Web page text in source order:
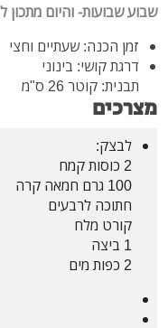
שבוע שבועות- והיום מתכון
זמן הכנה: שעתיים וחצי
דרגת קושי: בינוני
תבנית: קוטר 26 ס"מ
מצרכים
לבצק:
2 כוסות קמח
100 גרם חמאה קרה
חתוכה לרבעים
קורט מלח
1 ביצה
2 כפות מים